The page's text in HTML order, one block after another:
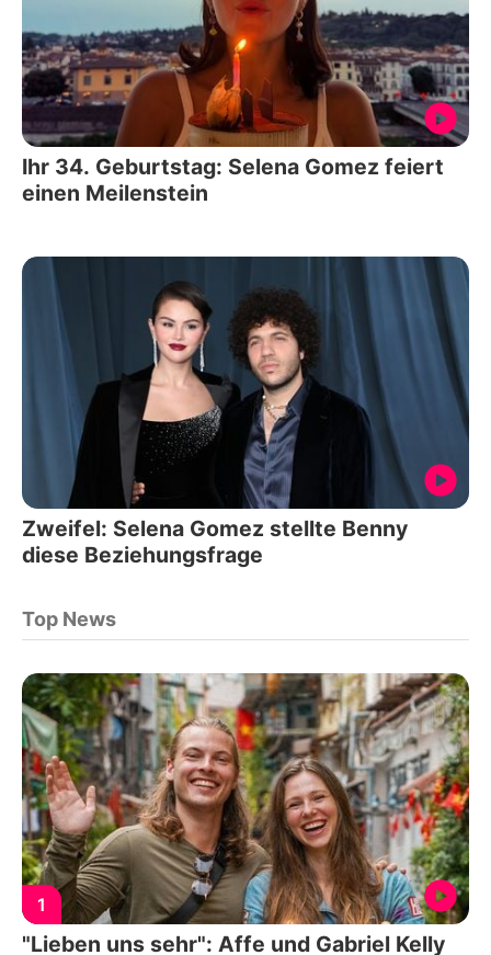
Ihr 34. Geburtstag: Selena Gomez feiert
einen Meilenstein
Zweifel: Selena Gomez stellte Benny
diese Beziehungsfrage
Top News
1
"Lieben uns sehr": Affe und Gabriel Kelly